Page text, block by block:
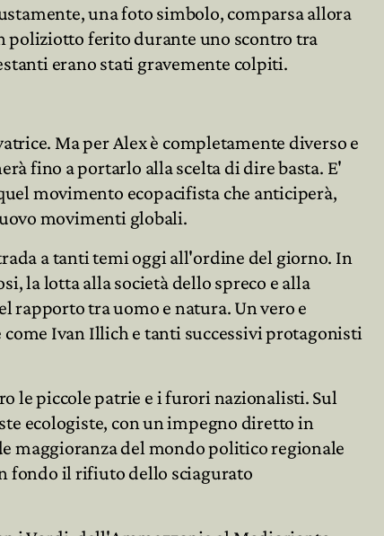
una foto simbolo, comparsa allora
poliziotto ferito durante uno scontro tra
erano stati gravemente colpiti.
Ma per Alex è completamente diverso e
fino a portarlo alla scelta di dire basta. E'
movimento ecopacifista che anticiperà,
movimenti globali.
a tanti temi oggi all'ordine del giorno. In
la lotta alla società dello spreco e alla
rapporto tra uomo e natura. Un vero e
Ivan Illich e tanti successivi protagonisti
le piccole patrie e i furori nazionalisti. Sul
ecologiste, con un impegno diretto in
maggioranza del mondo politico regionale
fondo il rifiuto dello sciagurato